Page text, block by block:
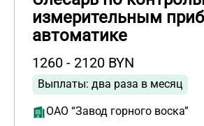
измерительным
автоматике
1260 - 2120 BYN
Выплаты: два раза в месяц
ОАО “Завод горного воска”